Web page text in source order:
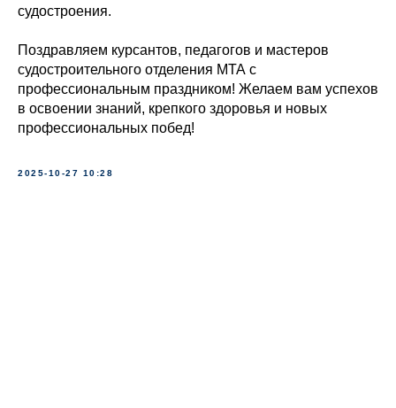
судостроения.
Поздравляем курсантов, педагогов и мастеров
судостроительного отделения МТА с
профессиональным праздником! Желаем вам успехов
в освоении знаний, крепкого здоровья и новых
профессиональных побед!
2025-10-27 10:28